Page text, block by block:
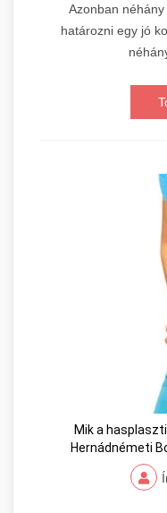
Azonban
határozni egy jó
Mik a
Hernádnémeti